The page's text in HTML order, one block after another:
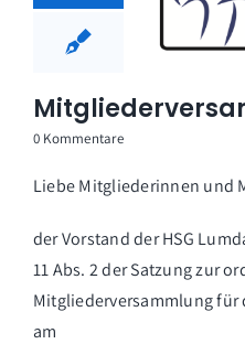
0 Kommentare
Liebe Mitgliederinnen und
der Vorstand der HSG
11 Abs. 2 der Satzung zur
Mitgliederversammlung für
am